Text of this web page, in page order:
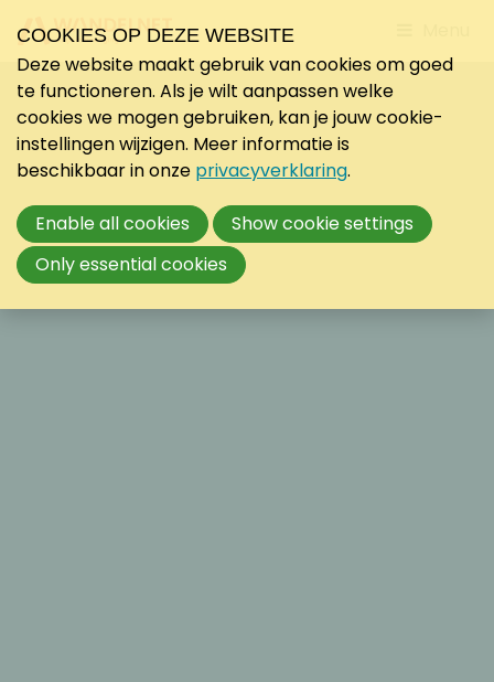
to
COOKIES OP DEZE WEBSITE
Deze website maakt gebruik van cookies om goed
te functioneren. Als je wilt aanpassen welke
cookies we mogen gebruiken, kan je jouw cookie-
instellingen wijzigen. Meer informatie is
beschikbaar in onze privacyverklaring.
Enable all cookies
Show cookie settings
Only essential cookies